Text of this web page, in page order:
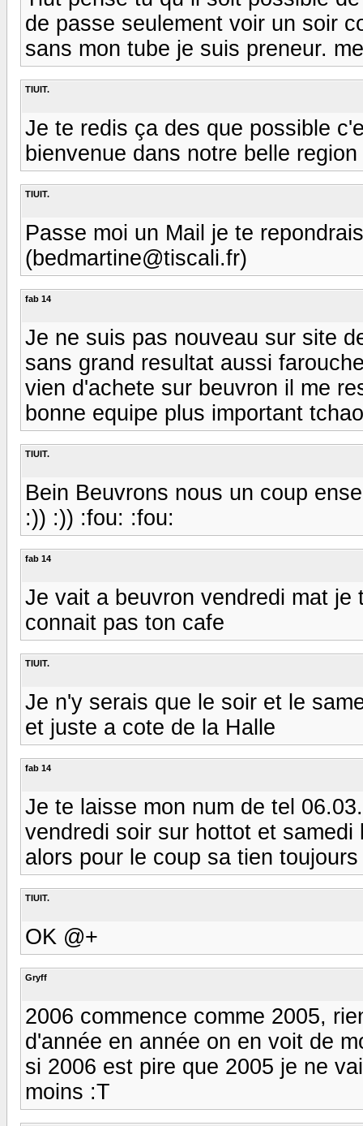
de passe seulement voir un soir
sans mon tube je suis preneur.
TIUIT.
Je te redis ça des que possible
bienvenue dans notre belle region
TIUIT.
Passe moi un Mail je te repondrais
(bedmartine@tiscali.fr)
fab 14
Je ne suis pas nouveau sur site
sans grand resultat aussi
vien d'achete sur beuvron il me
bonne equipe plus important
TIUIT.
Bein Beuvrons nous un coup
:)) :)) :fou: :fou:
fab 14
Je vait a beuvron vendredi mat
connait pas ton cafe
TIUIT.
Je n'y serais que le soir et le
et juste a cote de la Halle
fab 14
Je te laisse mon num de tel
vendredi soir sur hottot et
alors pour le coup sa tien
TIUIT.
OK @+
Gryff
2006 commence comme 2005,
d'année en année on en voit de
si 2006 est pire que 2005 je ne
moins :T